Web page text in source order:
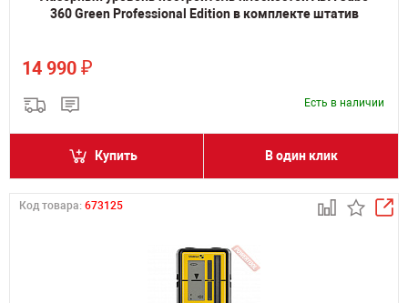
360 Green Professional Edition в комплекте штатив
14 990 ₽
Есть в наличии
Купить В один клик
Код товара: 673125